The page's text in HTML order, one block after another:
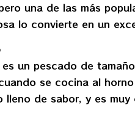
una de las más
lo convierte en un
es un pescado de
se cocina al
lleno de sabor, y es